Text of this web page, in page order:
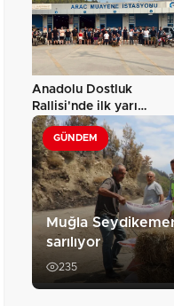
Anadolu Dostluk
Rallisi'nde ilk yarı
tamamlandı
GÜNDEM
Muğla
sarılıyor
235